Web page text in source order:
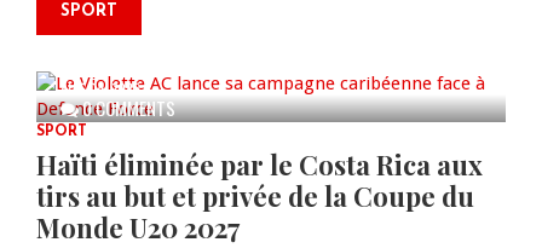
SPORT
0 COMMENTS
Le Violette AC lance sa campagne
AUG 04, 2026
SPORT
Haïti éliminée par le Costa Rica aux
tirs au but et privée de la Coupe du
Monde U20 2027